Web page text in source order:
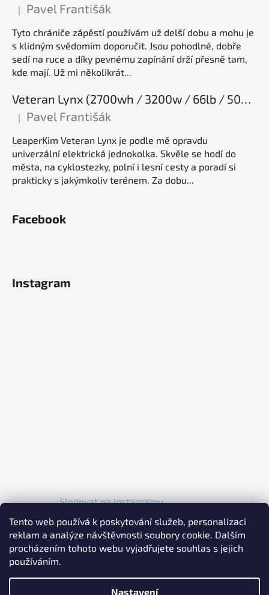
Tento web používá k poskytování služeb, personalizaci
reklam a analýze návštěvnosti soubory cookie. Dalším
procházením tohoto webu vyjadřujete souhlas s jejich
používáním.
Nastavení
Hodnocení produktu je 5 z 5 hvězdiček.
| Pavel Františák
Tyto chrániče zápěstí používám už delší dobu a mohu je
s klidným svědomím doporučit. Jsou pohodlné, dobře
sedí na ruce a díky pevnému zapínání drží přesně tam,
kde mají. Už mi několikrát...
Veteran Lynx (2700wh / 3200w / 66lb / 50E), elektrická jednokolka
Hodnocení produktu je 5 z 5 hvězdiček.
| Pavel Františák
LeaperKim Veteran Lynx je podle mě opravdu
univerzální elektrická jednokolka. Skvěle se hodí do
města, na cyklostezky, polní i lesní cesty a poradí si
prakticky s jakýmkoliv terénem. Za dobu...
Facebook
Instagram
Sledovat na Instagramu